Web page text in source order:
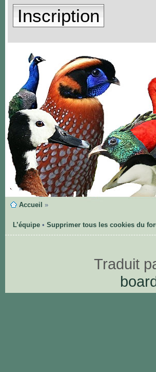
Inscription
Accueil »
L’équipe• Supprimer tous les cookies du
Traduit